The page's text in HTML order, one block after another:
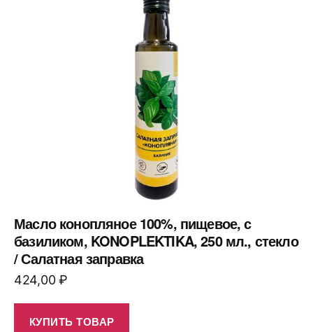
Масло конопляное 100%, пищевое, с
базиликом, KONOPLEKTIKA, 250 мл., стекло
/ Салатная заправка
424,00₽
КУПИТЬ ТОВАР